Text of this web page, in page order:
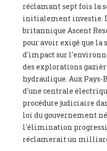
réclamant sept fois la
initialement investie.
britannique Ascent
pour avoir exigé que la
d'impact sur
des explorations
hydraulique. Aux
d'une centrale
procédure judiciaire
loi du gouvernement
l'élimination
réclamerait un